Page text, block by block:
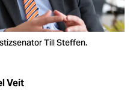
Till Steffen.
Veit